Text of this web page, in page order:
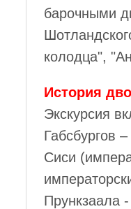
барочными
колодца",
История
Экскурсия
Габсбургов
Сиси
Прункзаала